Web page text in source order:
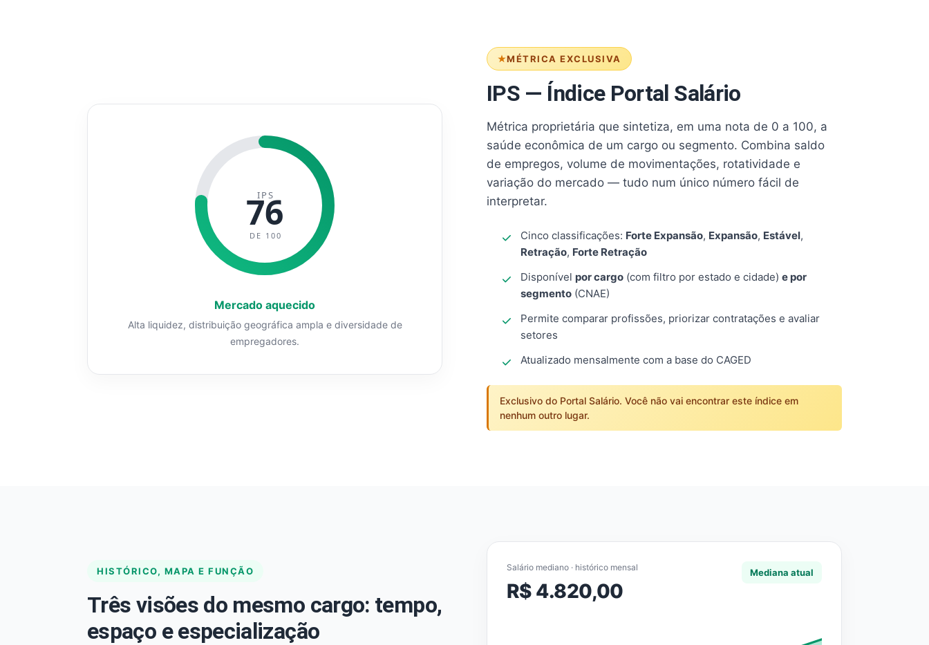
MÉTRICA EXCLUSIVA
IPS — Índice Portal Salário
Métrica proprietária que sintetiza, em uma nota de 0 a 100, a
saúde econômica de um cargo ou segmento. Combina saldo
de empregos, volume de movimentações, rotatividade e
variação do mercado — tudo num único número fácil de
interpretar.
Cinco classificações: Forte Expansão, Expansão, Estável,
Retração, Forte Retração
Disponível por cargo (com filtro por estado e cidade) e por
segmento (CNAE)
Permite comparar profissões, priorizar contratações e avaliar
setores
Atualizado mensalmente com a base do CAGED
Exclusivo do Portal Salário. Você não vai encontrar este índice em
nenhum outro lugar.
IPS
76
DE 100
Mercado aquecido
Alta liquidez, distribuição geográfica ampla e diversidade de
empregadores.
HISTÓRICO, MAPA E FUNÇÃO
Três visões do mesmo cargo: tempo,
espaço e especialização
Salário mediano · histórico mensal
R$ 4.820,00
Mediana atual